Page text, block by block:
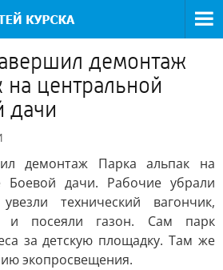
демонтаж
на центральной
дачи
демонтаж Парка альпак на
Боевой дачи. Рабочие убрали
технический вагончик,
и посеяли газон. Сам парк
за детскую площадку. Там же
экопросвещения.